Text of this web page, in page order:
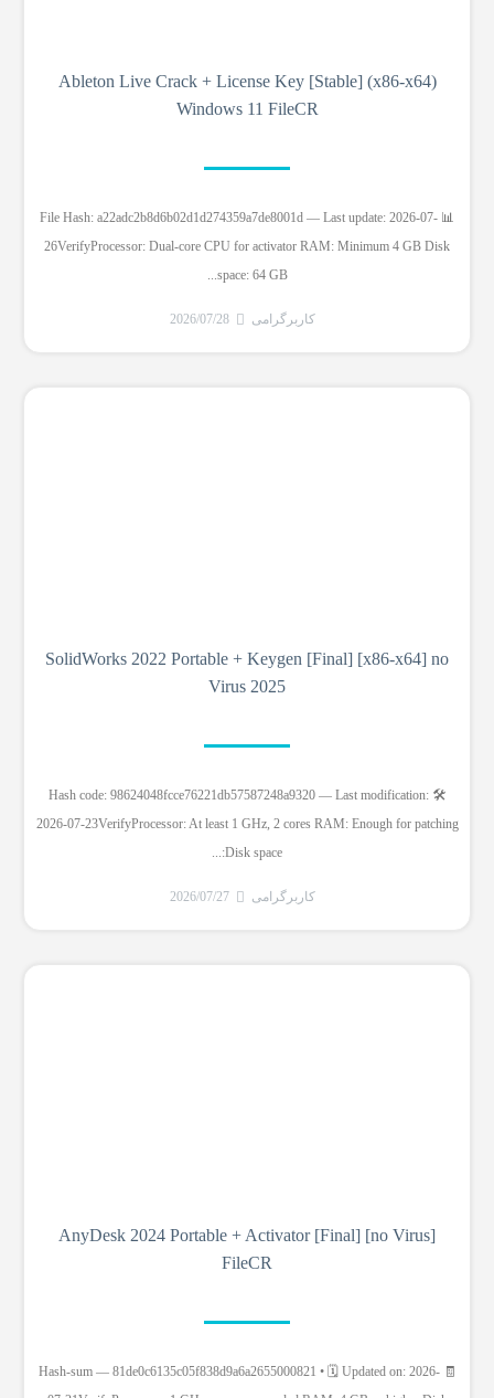
Ableton Live Crack + License Key [Stable] (x86-x64)
Windows 11 FileCR
📊 File Hash: a22adc2b8d6b02d1d274359a7de8001d — Last update: 2026-07-
26VerifyProcessor: Dual-core CPU for activator RAM: Minimum 4 GB Disk
space: 64 GB...
کاربرگرامی 2026/07/28
SolidWorks 2022 Portable + Keygen [Final] [x86-x64] no
Virus 2025
🛠 Hash code: 98624048fcce76221db57587248a9320 — Last modification:
2026-07-23VerifyProcessor: At least 1 GHz, 2 cores RAM: Enough for patching
Disk space:...
کاربرگرامی 2026/07/27
AnyDesk 2024 Portable + Activator [Final] [no Virus]
FileCR
🧾 Hash-sum — 81de0c6135c05f838d9a6a2655000821 • 🗓 Updated on: 2026-